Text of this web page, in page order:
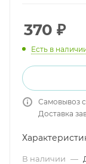
370 ₽
Есть в
Самовывоз
Доставка
В наличии —